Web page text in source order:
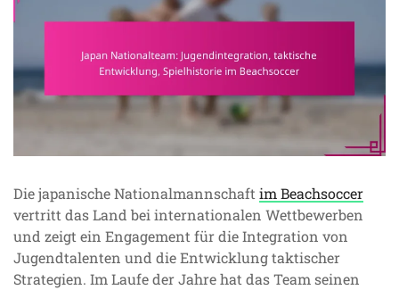
Die japanische Nationalmannschaftim Beachsoccer
vertritt das Land bei internationalen Wettbewerben
und zeigt ein Engagement für die Integration von
Jugendtalenten und die Entwicklung taktischer
Strategien. Im Laufe der Jahre hat das Team seinen